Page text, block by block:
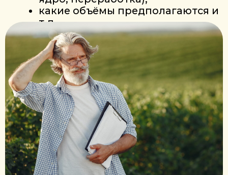
Идеальным считается уклон с
севера на юг.
Это позволяет смягчить
воздействие весеннего солнца в
процессе вегетации и цветения
СКЛАДКИ МЕСТНОСТИ, ГДЕ:
скапливается холодный
воздух;
образуются туманы;
НИЗИНЫ, ТУМАНЫ И
ЗАСТОЙ ВОДЫ